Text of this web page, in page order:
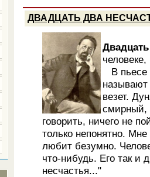
ДВАДЦАТЬ ДВА
В пьесе
называют
везет.
смирный,
говорить, ничего не
только непонятно.
любит безумно.
что-нибудь. Его так и
несчастья..."